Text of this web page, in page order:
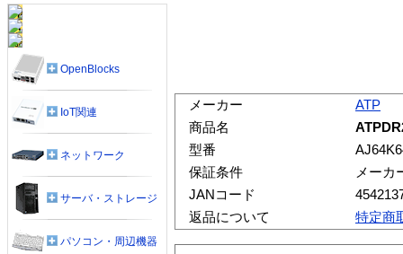
メーカー
ATP
商品名
型番
保証条件
メーカ
JANコード
返品について
特定商
OpenBlocks
IoT関連
ネットワーク
サーバ・ストレージ
パソコン・周辺機器